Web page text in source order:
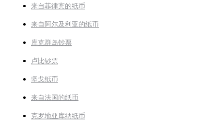
来自菲律宾的纸币
来自阿尔及利亚的纸币
库克群岛钞票
卢比钞票
坚戈纸币
来自法国的纸币
克罗地亚库纳纸币